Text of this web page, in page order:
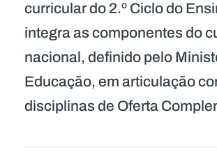
curricular do 2.º Ciclo do
integra as componentes do
nacional, definido pelo
Educação, em articulação
disciplinas de Oferta